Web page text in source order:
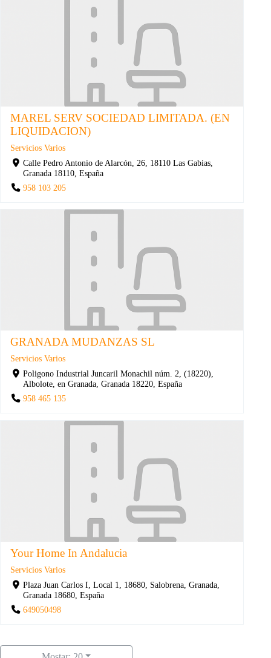
MAREL SERV SOCIEDAD LIMITADA. (EN
LIQUIDACION)
Servicios Varios
Calle Pedro Antonio de Alarcón, 26, 18110 Las Gabias,
Granada 18110, España
958 103 205
GRANADA MUDANZAS SL
Servicios Varios
Poligono Industrial Juncaril Monachil núm. 2, (18220),
Albolote, en Granada, Granada 18220, España
958 465 135
Your Home In Andalucia
Servicios Varios
Plaza Juan Carlos I, Local 1, 18680, Salobrena, Granada,
Granada 18680, España
649050498